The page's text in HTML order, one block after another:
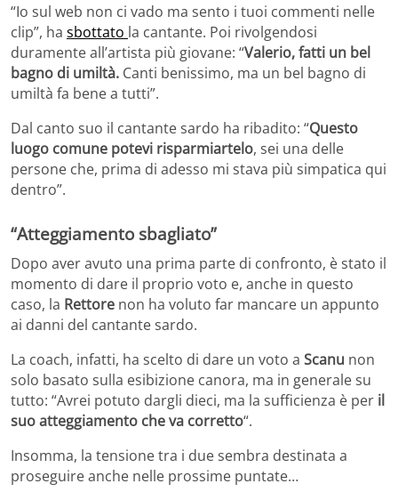
“Io sul web non ci vado ma sento i tuoi commenti nelle
clip”, ha sbottato la cantante. Poi rivolgendosi
duramente all’artista più giovane: “Valerio, fatti un bel
bagno di umiltà. Canti benissimo, ma un bel bagno di
umiltà fa bene a tutti”.
Dal canto suo il cantante sardo ha ribadito: “Questo
luogo comune potevi risparmiartelo, sei una delle
persone che, prima di adesso mi stava più simpatica qui
dentro”.
“Atteggiamento sbagliato”
Dopo aver avuto una prima parte di confronto, è stato il
momento di dare il proprio voto e, anche in questo
caso, la Rettore non ha voluto far mancare un appunto
ai danni del cantante sardo.
La coach, infatti, ha scelto di dare un voto a Scanu non
solo basato sulla esibizione canora, ma in generale su
tutto: “Avrei potuto dargli dieci, ma la sufficienza è per il
suo atteggiamento che va corretto“.
Insomma, la tensione tra i due sembra destinata a
proseguire anche nelle prossime puntate…